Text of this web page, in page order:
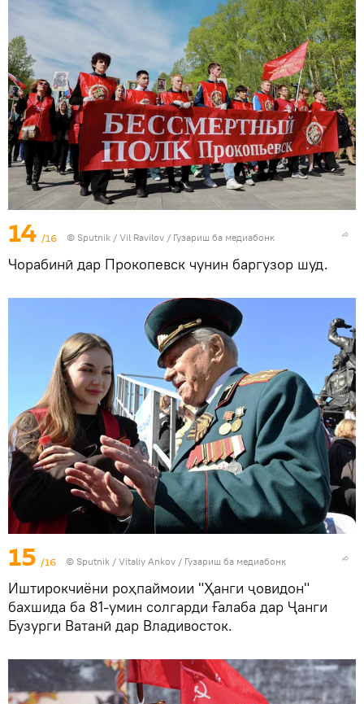
14 /16 © Sputnik / Vil Ravilov / Гузариш ба медиабонк
Чорабинӣ дар Прокопевск чунин баргузор шуд.
15 /16 © Sputnik / Vitaliy Ankov / Гузариш ба медиабонк
Иштирокчиёни роҳпаймоии "Ҳанги ҷовидон"
бахшида ба 81-умин солгарди Ғалаба дар Ҷанги
Бузурги Ватанӣ дар Владивосток.